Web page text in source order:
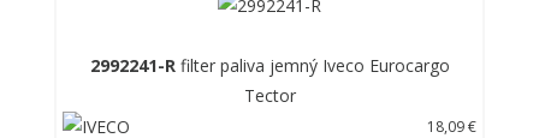
2992241-Rfilter paliva jemný Iveco Eurocargo
Tector
18,09 €